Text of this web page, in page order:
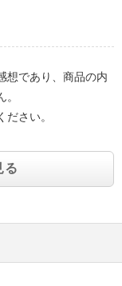
想であり、商品の内
さい。
る